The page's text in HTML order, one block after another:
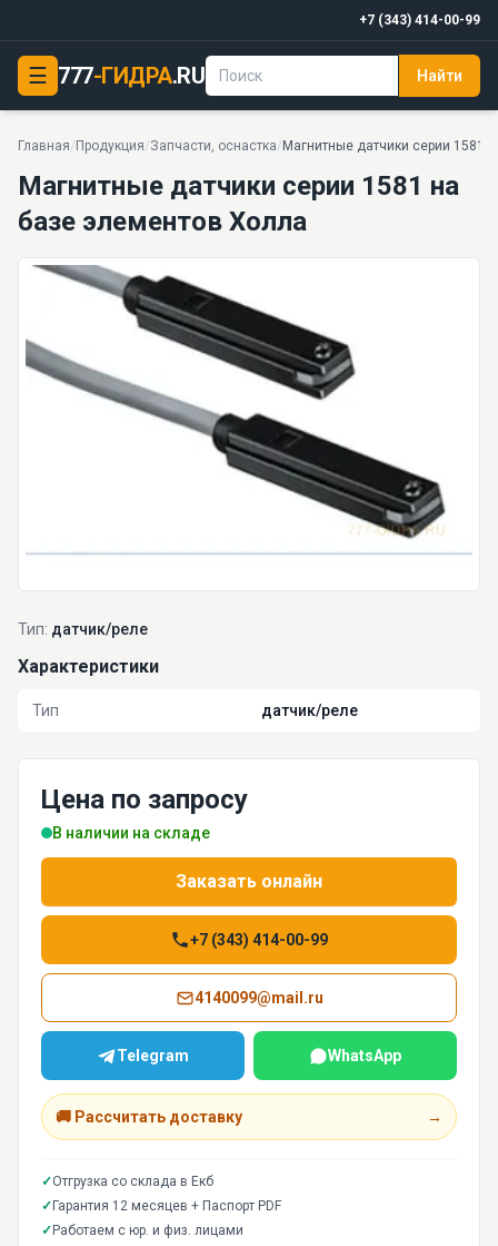
+7 (343) 414-00-99
☰ 777-ГИДРА.RU Найти
Главная/ Продукция/Запчасти, оснастка/ Магнитные датчики серии 1581
Магнитные датчики серии 1581 на базе элементов Холла PDF
Магнитные датчики серии 1581 на
базе элементов Холла
Тип: датчик/реле
Характеристики
Тип датчик/реле
Цена по запросу
В наличии на складе
Заказать онлайн
+7 (343) 414-00-99
4140099@mail.ru
Telegram WhatsApp
🚚 Рассчитать доставку →
✓Отгрузка со склада в Екб
✓ Гарантия 12 месяцев + Паспорт PDF
✓ Работаем с юр. и физ. лицами